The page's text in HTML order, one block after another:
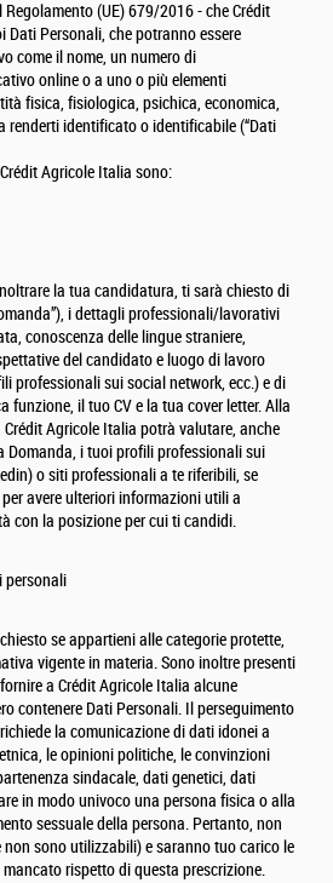
(UE) 679/2016 - che Crédit
Personali, che potranno essere
come il nome, un numero di
online o a uno o più elementi
fisica, fisiologica, psichica, economica,
renderti identificato o identificabile (“Dati
Agricole Italia sono:
la tua candidatura, ti sarà chiesto di
i dettagli professionali/lavorativi
conoscenza delle lingue straniere,
del candidato e luogo di lavoro
professionali sui social network, ecc.) e di
funzione, il tuo CV e la tua cover letter. Alla
Agricole Italia potrà valutare, anche
Domanda, i tuoi profili professionali sui
o siti professionali a te riferibili, se
avere ulteriori informazioni utili a
con la posizione per cui ti candidi.
personali
se appartieni alle categorie protette,
vigente in materia. Sono inoltre presenti
a Crédit Agricole Italia alcune
contenere Dati Personali. Il perseguimento
la comunicazione di dati idonei a
le opinioni politiche, le convinzioni
sindacale, dati genetici, dati
in modo univoco una persona fisica o alla
sessuale della persona. Pertanto, non
sono utilizzabili) e saranno tuo carico le
rispetto di questa prescrizione.